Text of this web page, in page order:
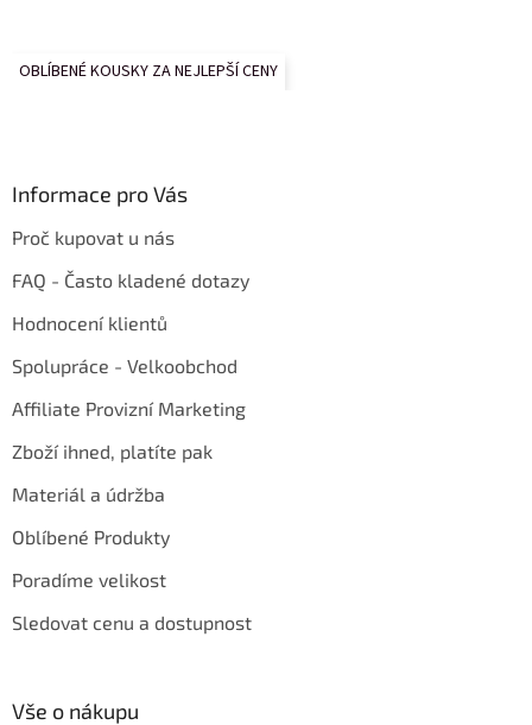
OBLÍBENÉ KOUSKY ZA NEJLEPŠÍ CENY
Informace pro Vás
Proč kupovat u nás
FAQ - Často kladené dotazy
Hodnocení klientů
Spolupráce - Velkoobchod
Affiliate Provizní Marketing
Zboží ihned, platíte pak
Materiál a údržba
Oblíbené Produkty
Poradíme velikost
Sledovat cenu a dostupnost
Vše o nákupu